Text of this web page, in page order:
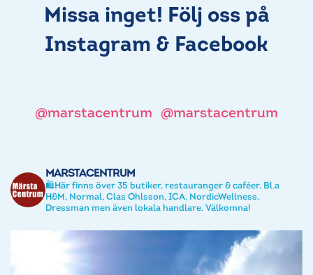
Missa inget! Följ oss på
Instagram & Facebook
@marstacentrum @marstacentrum
MARSTACENTRUM
🛍️Här finns över 35 butiker, restauranger & caféer. Bl.a
H&M, Normal, Clas Ohlsson, ICA, NordicWellness,
Dressman men även lokala handlare. Välkomna!